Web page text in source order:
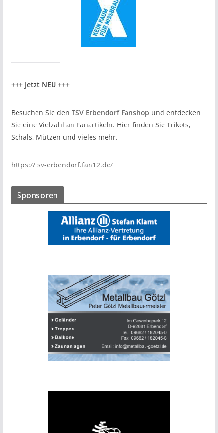
+++ Jetzt NEU +++
Besuchen Sie den TSV Erbendorf Fanshop und entdecken
Sie eine Vielzahl an Fanartikeln. Hier finden Sie Trikots,
Schals, Mützen und vieles mehr.
https://tsv-erbendorf.fan12.de/
Sponsoren